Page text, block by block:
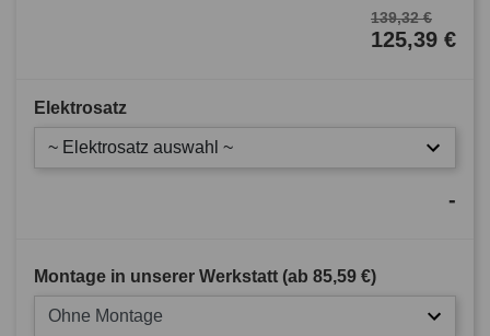
139,32 €
125,39 €
Elektrosatz
~ Elektrosatz auswahl ~
-
Montage in unserer Werkstatt (ab 85,59 €)
Ohne Montage